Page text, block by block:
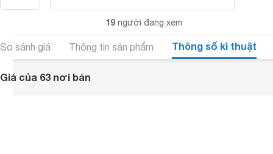
19 người đang xem
So sánh giá Thông tin sản phẩm Thông số kĩ thuật
Giá của 63 nơi bán